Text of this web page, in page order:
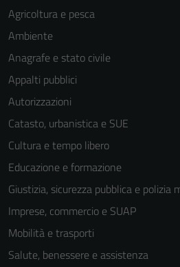
Agricoltura e pesca
Ambiente
Anagrafe e stato civile
Appalti pubblici
Autorizzazioni
Catasto, urbanistica e SUE
Cultura e tempo libero
Educazione e formazione
Giustizia, sicurezza pubblica e polizia
Imprese, commercio e SUAP
Mobilità e trasporti
Salute, benessere e assistenza